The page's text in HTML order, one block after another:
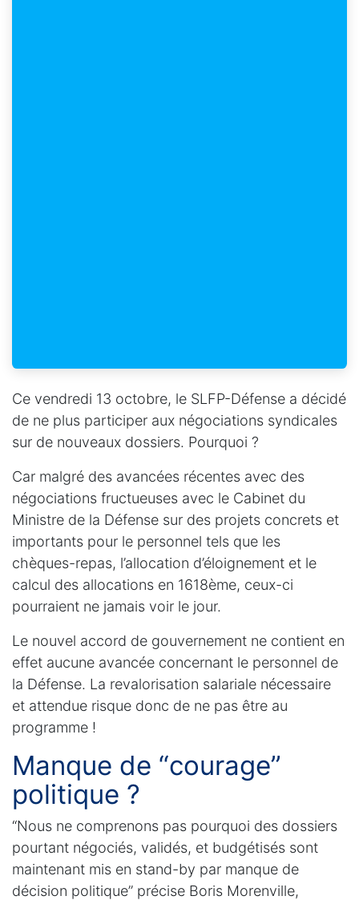
Ce vendredi 13 octobre, le SLFP-Défense a décidé
de ne plus participer aux négociations syndicales
sur de nouveaux dossiers. Pourquoi ?
Car malgré des avancées récentes avec des
négociations fructueuses avec le Cabinet du
Ministre de la Défense sur des projets concrets et
importants pour le personnel tels que les
chèques-repas, l’allocation d’éloignement et le
calcul des allocations en 1618ème, ceux-ci
pourraient ne jamais voir le jour.
Le nouvel accord de gouvernement ne contient en
effet aucune avancée concernant le personnel de
la Défense. La revalorisation salariale nécessaire
et attendue risque donc de ne pas être au
programme !
Manque de “courage”
politique ?
“Nous ne comprenons pas pourquoi des dossiers
pourtant négociés, validés, et budgétisés sont
maintenant mis en stand-by par manque de
décision politique” précise Boris Morenville,